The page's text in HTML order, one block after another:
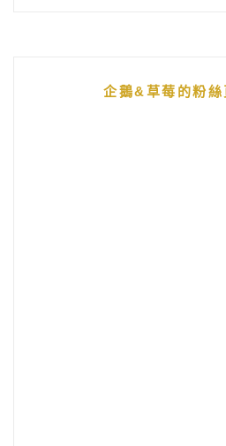
企鵝&草莓的粉